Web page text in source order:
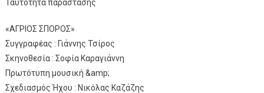
Ταυτότητα παράστασης
«ΑΓΡΙΟΣ ΣΠΟΡΟΣ»
Συγγραφέας : Γιάννης Τσίρος
Σκηνοθεσία : Σοφία Καραγιάννη
Πρωτότυπη μουσική &amp;
Σχεδιασμός Ήχου : Νικόλας Καζάζης